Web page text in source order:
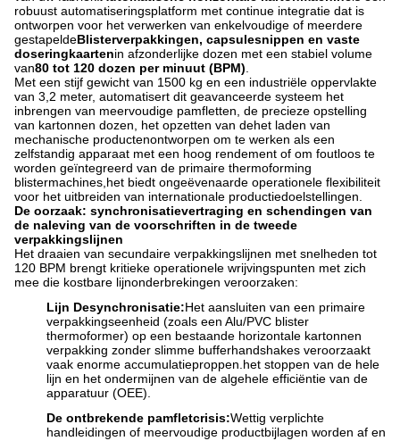
robuust automatiseringsplatform met continue integratie dat is
ontworpen voor het verwerken van enkelvoudige of meerdere
gestapeldeBlisterverpakkingen, capsulesnippen en vaste
doseringkaartenin afzonderlijke dozen met een stabiel volume
van80 tot 120 dozen per minuut (BPM)
Met een stijf gewicht van 1500 kg en een industriële oppervlakte
van 3,2 meter, automatisert dit geavanceerde systeem het
inbrengen van meervoudige pamfletten, de precieze opstelling
van kartonnen dozen, het opzetten van dehet laden van
mechanische productenontworpen om te werken als een
zelfstandig apparaat met een hoog rendement of om foutloos te
worden geïntegreerd van de primaire thermoforming
blistermachines,het biedt ongeëvenaarde operationele flexibiliteit
voor het uitbreiden van internationale productiedoelstellingen.
De oorzaak: synchronisatievertraging en schendingen van
de naleving van de voorschriften in de tweede
verpakkingslijnen
Het draaien van secundaire verpakkingslijnen met snelheden tot
120 BPM brengt kritieke operationele wrijvingspunten met zich
mee die kostbare lijnonderbrekingen veroorzaken:
Lijn Desynchronisatie:Het aansluiten van een primaire
verpakkingseenheid (zoals een Alu/PVC blister
thermoformer) op een bestaande horizontale kartonnen
verpakking zonder slimme bufferhandshakes veroorzaakt
vaak enorme accumulatieproppen.het stoppen van de hele
lijn en het ondermijnen van de algehele efficiëntie van de
apparatuur (OEE).
De ontbrekende pamfletcrisis:Wettig verplichte
handleidingen of meervoudige productbijlagen worden af en